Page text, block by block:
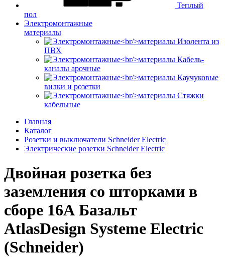
Теплый
пол
Электромонтажные
материалы
Изолента из
ПВХ
Кабель-
каналы арочные
Каучуковые
вилки и розетки
Стяжки
кабельные
Главная
Каталог
Розетки и выключатели Schneider Electric
Электрические розетки Schneider Electric
Двойная розетка без
заземления со шторками в
сборе 16А Базальт
AtlasDesign Systeme Electric
(Schneider)